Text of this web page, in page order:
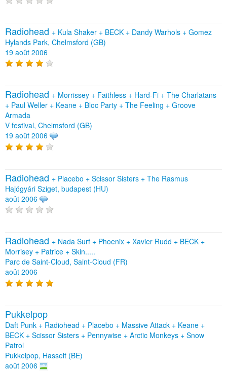
Radiohead + Kula Shaker + BECK + Dandy Warhols + Gomez
Hylands Park, Chelmsford (GB)
19 août 2006
Radiohead + Morrissey + Faithless + Hard‐Fi + The Charlatans
+ Paul Weller + Keane + Bloc Party + The Feeling + Groove
Armada
V festival, Chelmsford (GB)
19 août 2006
Radiohead + Placebo + Scissor Sisters + The Rasmus
Hajógyári Sziget, budapest (HU)
août 2006
Radiohead + Nada Surf + Phoenix + Xavier Rudd + BECK +
Morrisey + Patrice + Skin.....
Parc de Saint-Cloud, Saint-Cloud (FR)
août 2006
Pukkelpop
Daft Punk + Radiohead + Placebo + Massive Attack + Keane +
BECK + Scissor Sisters + Pennywise + Arctic Monkeys + Snow
Patrol
Pukkelpop, Hasselt (BE)
août 2006